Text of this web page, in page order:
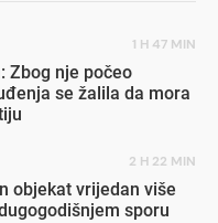
1 H 47 MIN
Zbog nje počeo
se žalila da mora
2 H 22 MIN
objekat vrijedan više
sporu